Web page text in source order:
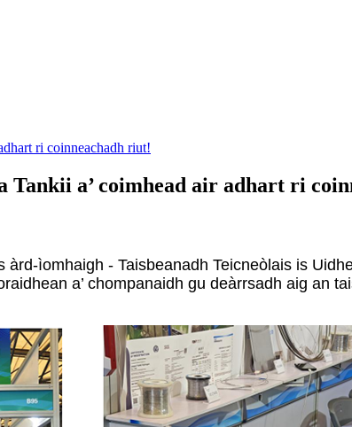
ri coinneachadh riut!
Tankii a’ coimhead air adhart ri
ìomhaigh - Taisbeanadh Teicneòlais is
a’ chompanaidh gu deàrrsadh aig an